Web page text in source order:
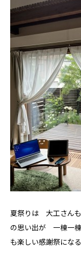
省エネと性能
安心・保証
家づくりの流れ
施工事例
コラム
お知らせ
モデルハウス
Hokushin
koselig コーシ
見学予約
お問い合わせ
夏祭りは 大工さん
の思い出が 一棟一
も楽しい感謝祭にな